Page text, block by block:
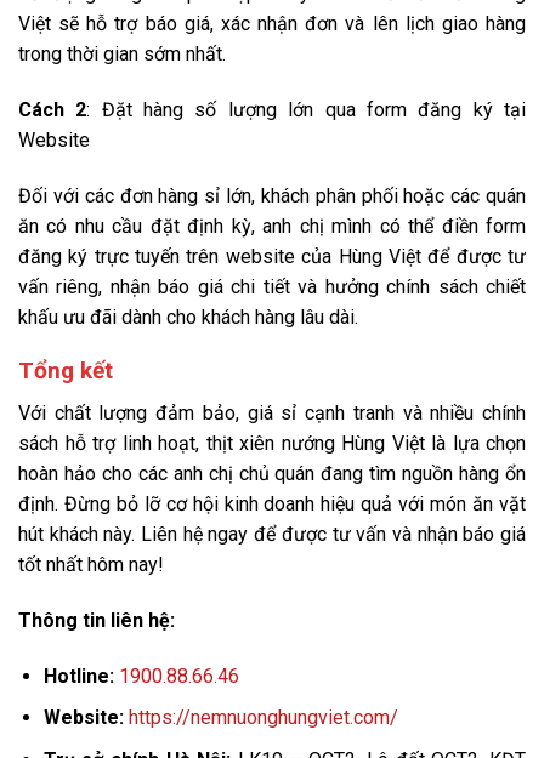
Việt sẽ hỗ trợ báo giá, xác nhận đơn và lên lịch giao hàng
trong thời gian sớm nhất.
Cách 2: Đặt hàng số lượng lớn qua form đăng ký tại
Website
Đối với các đơn hàng sỉ lớn, khách phân phối hoặc các quán
ăn có nhu cầu đặt định kỳ, anh chị mình có thể điền form
đăng ký trực tuyến trên website của Hùng Việt để được tư
vấn riêng, nhận báo giá chi tiết và hưởng chính sách chiết
khấu ưu đãi dành cho khách hàng lâu dài.
Tổng kết
Với chất lượng đảm bảo, giá sỉ cạnh tranh và nhiều chính
sách hỗ trợ linh hoạt, thịt xiên nướng Hùng Việt là lựa chọn
hoàn hảo cho các anh chị chủ quán đang tìm nguồn hàng ổn
định. Đừng bỏ lỡ cơ hội kinh doanh hiệu quả với món ăn vặt
hút khách này. Liên hệ ngay để được tư vấn và nhận báo giá
tốt nhất hôm nay!
Thông tin liên hệ:
Hotline: 1900.88.66.46
Website: https://nemnuonghungviet.com/